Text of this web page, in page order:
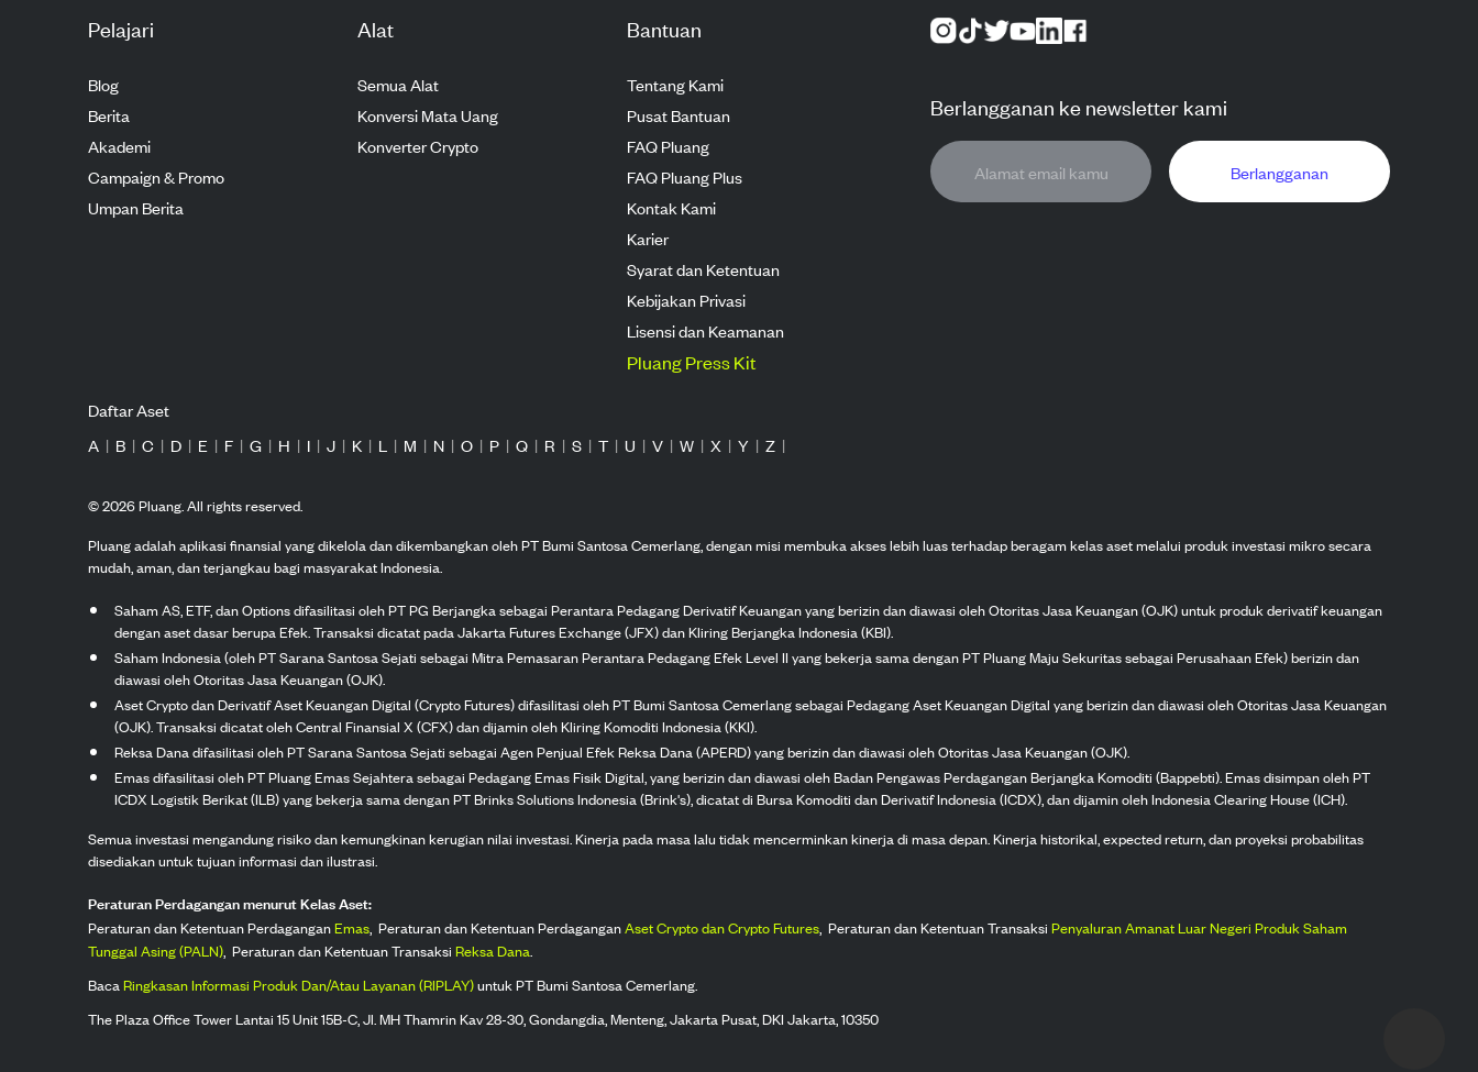
Pelajari
Blog
Berita
Akademi
Campaign & Promo
Umpan Berita
Alat
Semua Alat
Konversi Mata Uang
Konverter Crypto
Bantuan
Tentang Kami
Pusat Bantuan
FAQ Pluang
FAQ Pluang Plus
Kontak Kami
Karier
Syarat dan Ketentuan
Kebijakan Privasi
Lisensi dan Keamanan
Pluang Press Kit
Berlangganan ke newsletter kami
Berlangganan
Daftar Aset
A | B | C | D | E | F | G | H | I | J | K | L | M | N | O | P | Q | R | S | T | U | V | W | X | Y | Z |
©2026Pluang. All rights reserved.
Pluang adalah aplikasi finansial yang dikelola dan dikembangkan oleh PT Bumi Santosa Cemerlang, dengan misi membuka akses lebih luas terhadap beragam kelas aset melalui produk investasi mikro secara
mudah, aman, dan terjangkau bagi masyarakat Indonesia.
Saham AS, ETF, dan Options difasilitasi oleh PT PG Berjangka sebagai Perantara Pedagang Derivatif Keuangan yang berizin dan diawasi oleh Otoritas Jasa Keuangan (OJK) untuk produk derivatif keuangan
dengan aset dasar berupa Efek. Transaksi dicatat pada Jakarta Futures Exchange (JFX) dan Kliring Berjangka Indonesia (KBI).
Saham Indonesia (oleh PT Sarana Santosa Sejati sebagai Mitra Pemasaran Perantara Pedagang Efek Level II yang bekerja sama dengan PT Pluang Maju Sekuritas sebagai Perusahaan Efek) berizin dan
diawasi oleh Otoritas Jasa Keuangan (OJK).
Aset Crypto dan Derivatif Aset Keuangan Digital (Crypto Futures) difasilitasi oleh PT Bumi Santosa Cemerlang sebagai Pedagang Aset Keuangan Digital yang berizin dan diawasi oleh Otoritas Jasa Keuangan
(OJK). Transaksi dicatat oleh Central Finansial X (CFX) dan dijamin oleh Kliring Komoditi Indonesia (KKI).
Reksa Dana difasilitasi oleh PT Sarana Santosa Sejati sebagai Agen Penjual Efek Reksa Dana (APERD) yang berizin dan diawasi oleh Otoritas Jasa Keuangan (OJK).
Emas difasilitasi oleh PT Pluang Emas Sejahtera sebagai Pedagang Emas Fisik Digital, yang berizin dan diawasi oleh Badan Pengawas Perdagangan Berjangka Komoditi (Bappebti). Emas disimpan oleh PT
ICDX Logistik Berikat (ILB) yang bekerja sama dengan PT Brinks Solutions Indonesia (Brink's), dicatat di Bursa Komoditi dan Derivatif Indonesia (ICDX), dan dijamin oleh Indonesia Clearing House (ICH).
Semua investasi mengandung risiko dan kemungkinan kerugian nilai investasi. Kinerja pada masa lalu tidak mencerminkan kinerja di masa depan. Kinerja historikal, expected return, dan proyeksi probabilitas
disediakan untuk tujuan informasi dan ilustrasi.
Peraturan Perdagangan menurut Kelas Aset:
Peraturan dan Ketentuan PerdaganganEmas, Peraturan dan Ketentuan PerdaganganAset Crypto dan Crypto Futures, Peraturan dan Ketentuan Transaksi Penyaluran Amanat Luar Negeri Produk Saham
Tunggal Asing (PALN), Peraturan dan Ketentuan Transaksi Reksa Dana.
BacaRingkasan Informasi Produk Dan/Atau Layanan (RIPLAY)untuk PT Bumi Santosa Cemerlang.
The Plaza Office Tower Lantai 15 Unit 15B-C, Jl. MH Thamrin Kav 28-30, Gondangdia, Menteng, Jakarta Pusat, DKI Jakarta, 10350